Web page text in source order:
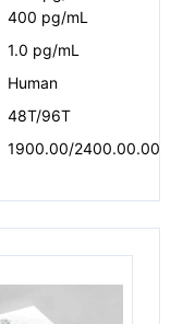
400 pg/mL
1.0 pg/mL
Human
48T/96T
1900.00/2400.00.00